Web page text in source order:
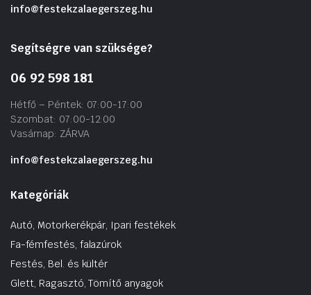
info@festekzalaegerszeg.hu
Segítségre van szüksége?
06 92 598 181
Hétfő – Péntek: 07:00-17:00
Szombat: 07:00-12:00
Vasárnap: ZÁRVA
info@festekzalaegerszeg.hu
Kategóriák
Autó, Motorkerékpár, Ipari festékek
Fa-fémfestés, falazúrok
Festés, Bel. és kültér
Glett, Ragasztó, Tömítő anyagok